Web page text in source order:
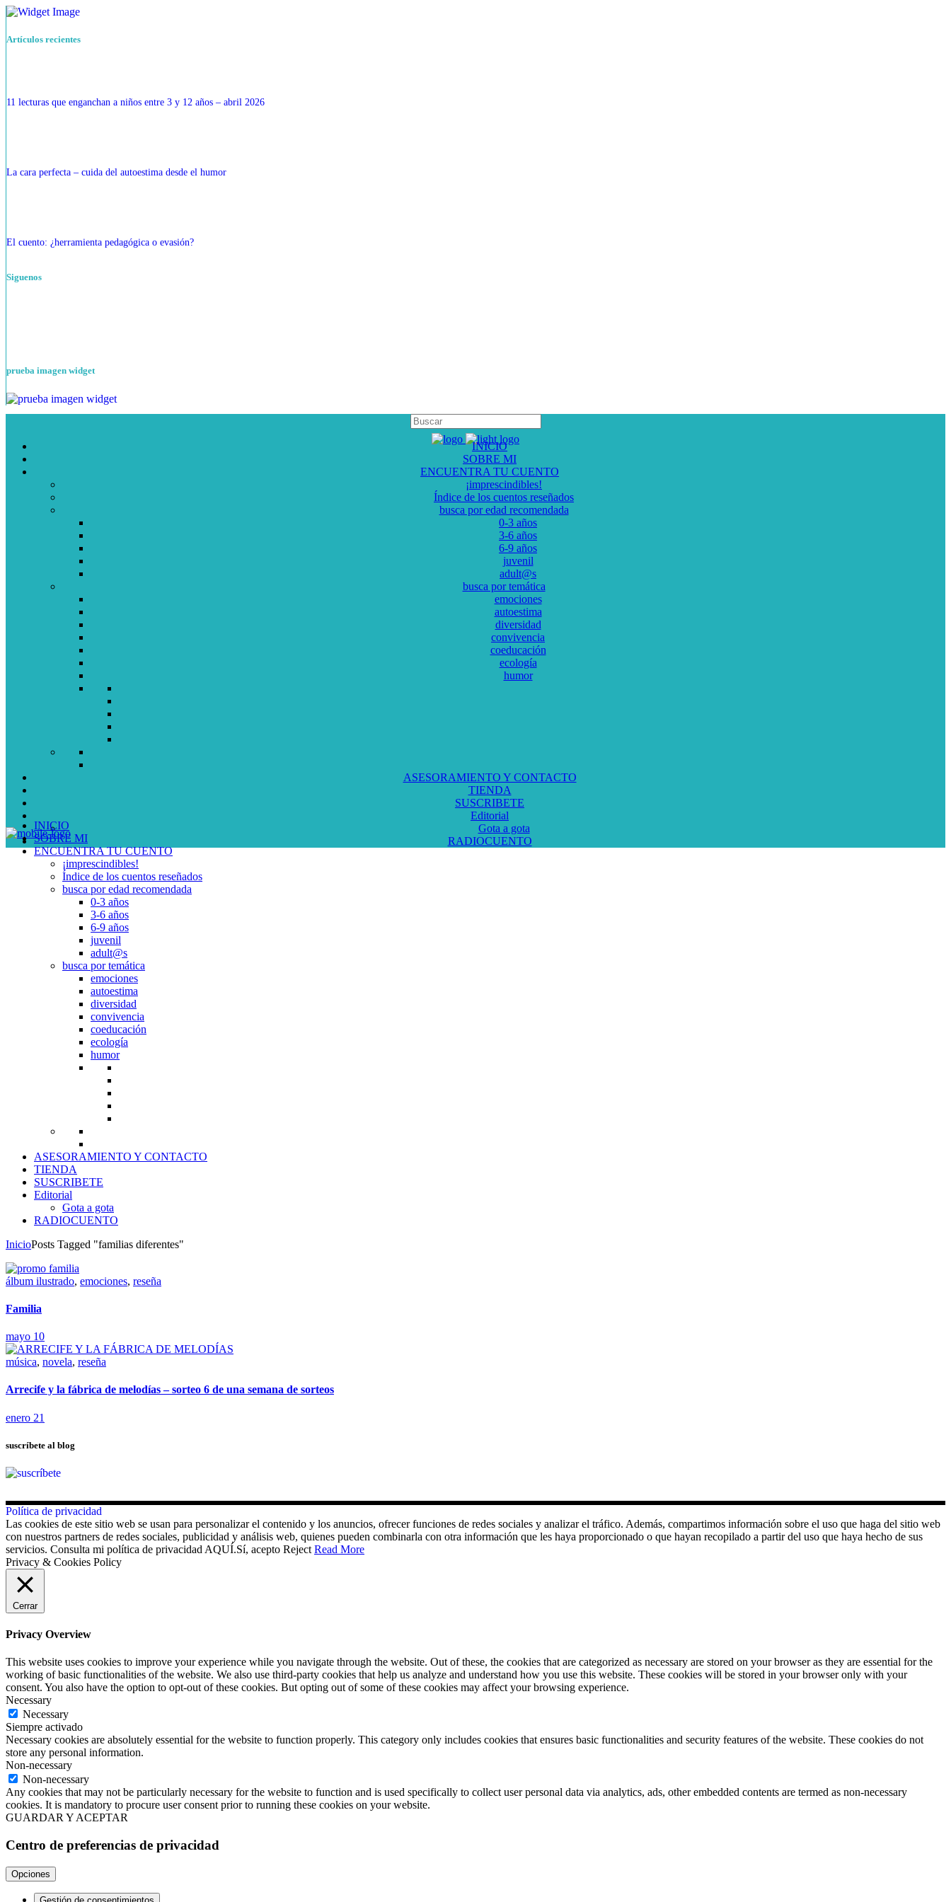
Artículos recientes
11 lecturas que enganchan a niños entre 3 y 12 años – abril 2026
La cara perfecta – cuida del autoestima desde el humor
El cuento: ¿herramienta pedagógica o evasión?
Siguenos
prueba imagen widget
INICIO
SOBRE MI
ENCUENTRA TU CUENTO
¡imprescindibles!
Índice de los cuentos reseñados
busca por edad recomendada
0-3 años
3-6 años
6-9 años
juvenil
adult@s
busca por temática
emociones
autoestima
diversidad
convivencia
coeducación
ecología
humor
ASESORAMIENTO Y CONTACTO
TIENDA
SUSCRIBETE
Editorial
Gota a gota
RADIOCUENTO
INICIO
SOBRE MI
ENCUENTRA TU CUENTO
¡imprescindibles!
Índice de los cuentos reseñados
busca por edad recomendada
0-3 años
3-6 años
6-9 años
juvenil
adult@s
busca por temática
emociones
autoestima
diversidad
convivencia
coeducación
ecología
humor
ASESORAMIENTO Y CONTACTO
TIENDA
SUSCRIBETE
Editorial
Gota a gota
RADIOCUENTO
InicioPosts Tagged "familias diferentes"
álbum ilustrado, emociones, reseña
Familia
mayo 10
música, novela, reseña
Arrecife y la fábrica de melodías – sorteo 6 de una semana de sorteos
enero 21
suscríbete al blog
Política de privacidad
Las cookies de este sitio web se usan para personalizar el contenido y los anuncios, ofrecer funciones de redes sociales y analizar el tráfico. Además, compartimos información sobre el uso que haga del sitio web
con nuestros partners de redes sociales, publicidad y análisis web, quienes pueden combinarla con otra información que les haya proporcionado o que hayan recopilado a partir del uso que haya hecho de sus
servicios. Consulta mi política de privacidad AQUÍ.Sí, acepto Reject Read More
Privacy & Cookies Policy
Cerrar
Privacy Overview
This website uses cookies to improve your experience while you navigate through the website. Out of these, the cookies that are categorized as necessary are stored on your browser as they are essential for the
working of basic functionalities of the website. We also use third-party cookies that help us analyze and understand how you use this website. These cookies will be stored in your browser only with your
consent. You also have the option to opt-out of these cookies. But opting out of some of these cookies may affect your browsing experience.
Necessary
Necessary
Siempre activado
Necessary cookies are absolutely essential for the website to function properly. This category only includes cookies that ensures basic functionalities and security features of the website. These cookies do not
store any personal information.
Non-necessary
Non-necessary
Any cookies that may not be particularly necessary for the website to function and is used specifically to collect user personal data via analytics, ads, other embedded contents are termed as non-necessary
cookies. It is mandatory to procure user consent prior to running these cookies on your website.
GUARDAR Y ACEPTAR
Centro de preferencias de privacidad
Opciones